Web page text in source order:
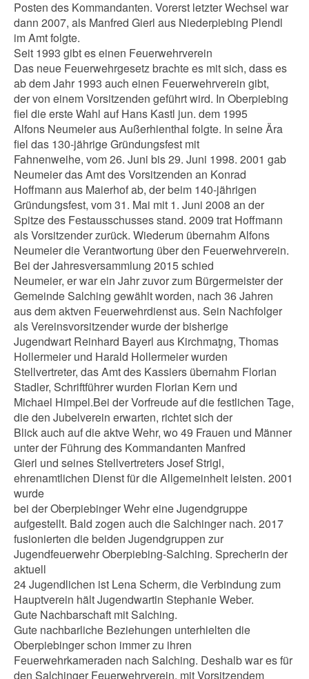
Posten des Kommandanten. Vorerst letzter Wechsel war
dann 2007, als Manfred Gierl aus Niederpiebing Plendl
im Amt folgte.
Seit 1993 gibt es einen Feuerwehrverein
Das neue Feuerwehrgesetz brachte es mit sich, dass es
ab dem Jahr 1993 auch einen Feuerwehrverein gibt,
der von einem Vorsitzenden geführt wird. In Oberpiebing
fiel die erste Wahl auf Hans Kastl jun. dem 1995
Alfons Neumeier aus Außerhienthal folgte. In seine Ära
fiel das 130-jährige Gründungsfest mit
Fahnenweihe, vom 26. Juni bis 29. Juni 1998. 2001 gab
Neumeier das Amt des Vorsitzenden an Konrad
Hoffmann aus Maierhof ab, der beim 140-jährigen
Gründungsfest, vom 31. Mai mit 1. Juni 2008 an der
Spitze des Festausschusses stand. 2009 trat Hoffmann
als Vorsitzender zurück. Wiederum übernahm Alfons
Neumeier die Verantwortung über den Feuerwehrverein.
Bei der Jahresversammlung 2015 schied
Neumeier, er war ein Jahr zuvor zum Bürgermeister der
Gemeinde Salching gewählt worden, nach 36 Jahren
aus dem aktven Feuerwehrdienst aus. Sein Nachfolger
als Vereinsvorsitzender wurde der bisherige
Jugendwart Reinhard Bayerl aus Kirchmaƫng, Thomas
Hollermeier und Harald Hollermeier wurden
Stellvertreter, das Amt des Kassiers übernahm Florian
Stadler, Schriftführer wurden Florian Kern und
Michael Himpel.Bei der Vorfreude auf die festlichen Tage,
die den Jubelverein erwarten, richtet sich der
Blick auch auf die aktve Wehr, wo 49 Frauen und Männer
unter der Führung des Kommandanten Manfred
Gierl und seines Stellvertreters Josef Strigl,
ehrenamtlichen Dienst für die Allgemeinheit leisten. 2001
wurde
bei der Oberpiebinger Wehr eine Jugendgruppe
aufgestellt. Bald zogen auch die Salchinger nach. 2017
fusionierten die beiden Jugendgruppen zur
Jugendfeuerwehr Oberpiebing-Salching. Sprecherin der
aktuell
24 Jugendlichen ist Lena Scherm, die Verbindung zum
Hauptverein hält Jugendwartin Stephanie Weber.
Gute Nachbarschaft mit Salching.
Gute nachbarliche Beziehungen unterhielten die
Oberpiebinger schon immer zu ihren
Feuerwehrkameraden nach Salching. Deshalb war es für
den Salchinger Feuerwehrverein, mit Vorsitzendem